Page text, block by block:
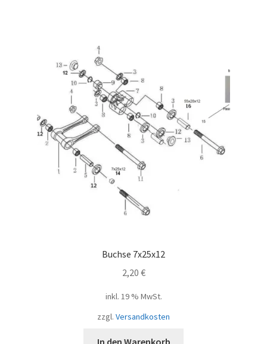
Buchse 7x25x12
2,20 €
inkl. 19 % MwSt.
zzgl. Versandkosten
In den Warenkorb